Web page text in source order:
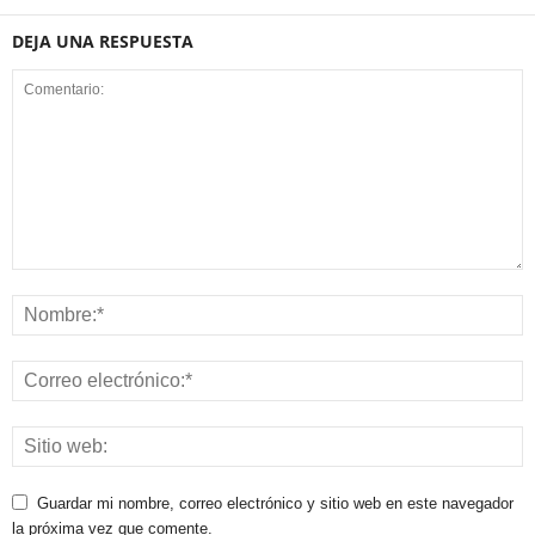
DEJA UNA RESPUESTA
Guardar mi nombre, correo electrónico y sitio web en este navegador
la próxima vez que comente.